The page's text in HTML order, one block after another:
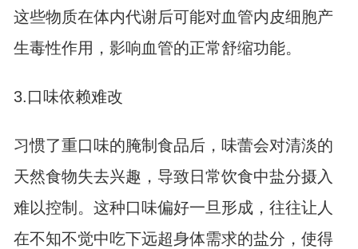
这些物质在体内代谢后可能对血管内皮细胞产
生毒性作用，影响血管的正常舒缩功能。
3.口味依赖难改
习惯了重口味的腌制食品后，味蕾会对清淡的
天然食物失去兴趣，导致日常饮食中盐分摄入
难以控制。这种口味偏好一旦形成，往往让人
在不知不觉中吃下远超身体需求的盐分，使得